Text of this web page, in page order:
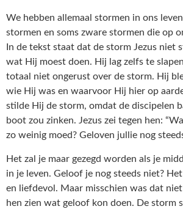
We hebben allemaal stormen in ons
stormen en soms zware stormen die op
In de tekst staat dat de storm Jezus niet
wat Hij moest doen. Hij lag zelfs te
totaal niet ongerust over de storm. Hij
wie Hij was en waarvoor Hij hier op
stilde Hij de storm, omdat de discipelen
boot zou zinken. Jezus zei tegen hen:
zo weinig moed? Geloven jullie nog
Het zal je maar gezegd worden als je
in je leven. Geloof je nog steeds niet?
en liefdevol. Maar misschien was dat
hen zien wat geloof kon doen. De storm